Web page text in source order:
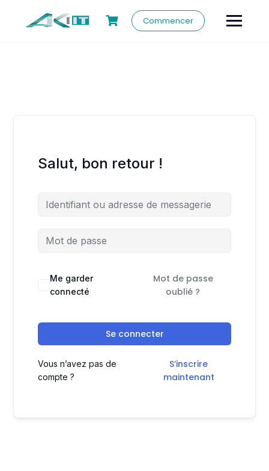
Commencer
Salut, bon retour !
Me garder
connecté
Mot de passe
oublié ?
Se connecter
Vous n’avez pas de
compte ?
S’inscrire
maintenant